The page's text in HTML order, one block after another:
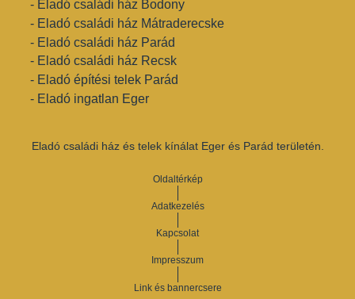
- Eladó családi ház Bodony
- Eladó családi ház Mátraderecske
- Eladó családi ház Parád
- Eladó családi ház Recsk
- Eladó építési telek Parád
- Eladó ingatlan Eger
Eladó családi ház és telek kínálat Eger és Parád területén.
Oldaltérkép
Adatkezelés
Kapcsolat
Impresszum
Link és bannercsere